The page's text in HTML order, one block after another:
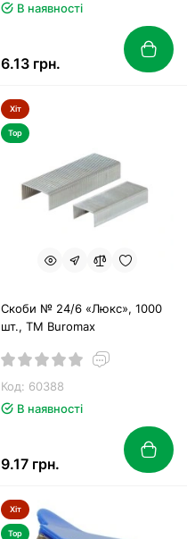
В наявності
6.13 грн.
Хіт
Top
Скоби № 24/6 «Люкс», 1000
шт., ТМ Buromax
Код: 60388
В наявності
9.17 грн.
Хіт
Top